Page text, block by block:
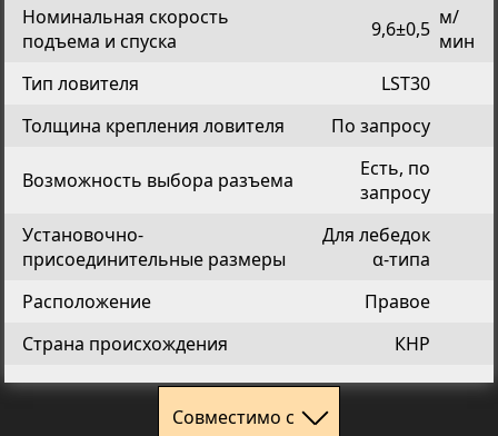
Номинальная скорость
подъема и спуска
9,6±0,5 м/
мин
Тип ловителя
LST30
Толщина крепления ловителя
По запросу
Возможность выбора разъема
Есть, по
запросу
Установочно-
присоединительные размеры
Для лебедок
α-типа
Расположение
Правое
Страна происхождения
КНР
Совместимо с